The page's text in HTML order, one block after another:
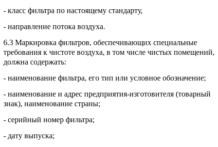
- класс фильтра по настоящему стандарту,
- направление потока воздуха.
6.3 Маркировка фильтров, обеспечивающих специальные
требования к чистоте воздуха, в том числе чистых помещений,
должна содержать:
- наименование фильтра, его тип или условное обозначение;
- наименование и адрес предприятия-изготовителя (товарный
знак), наименование страны;
- серийный номер фильтра;
- дату выпуска;